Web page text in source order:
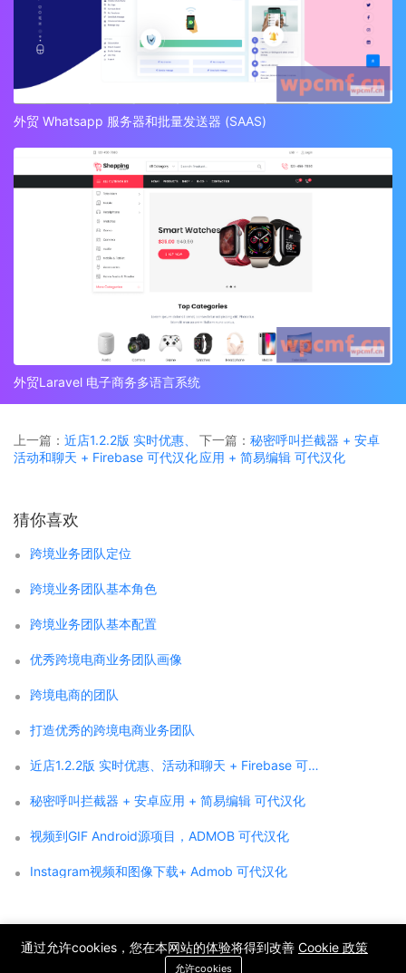
外贸 Whatsapp 服务器和批量发送器 (SAAS)
外贸Laravel 电子商务多语言系统
上一篇： 近店1.2.2版 实时优惠、
活动和聊天 + Firebase 可代汉化
下一篇： 秘密呼叫拦截器 + 安卓
应用 + 简易编辑 可代汉化
猜你喜欢
跨境业务团队定位
跨境业务团队基本角色
跨境业务团队基本配置
优秀跨境电商业务团队画像
跨境电商的团队
打造优秀的跨境电商业务团队
近店1.2.2版 实时优惠、活动和聊天 + Firebase 可代汉化
秘密呼叫拦截器 + 安卓应用 + 简易编辑 可代汉化
视频到GIF Android源项目，ADMOB 可代汉化
Instagram视频和图像下载+ Admob 可代汉化
Copyright © 2021 WPCMF all rights reserved. Powered by WPCMF .
通过允许cookies，您在本网站的体验将得到改善 Cookie 政策
允许cookies